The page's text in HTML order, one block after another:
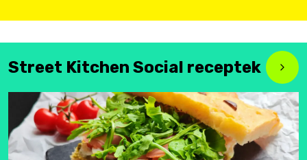
Street Kitchen Social receptek